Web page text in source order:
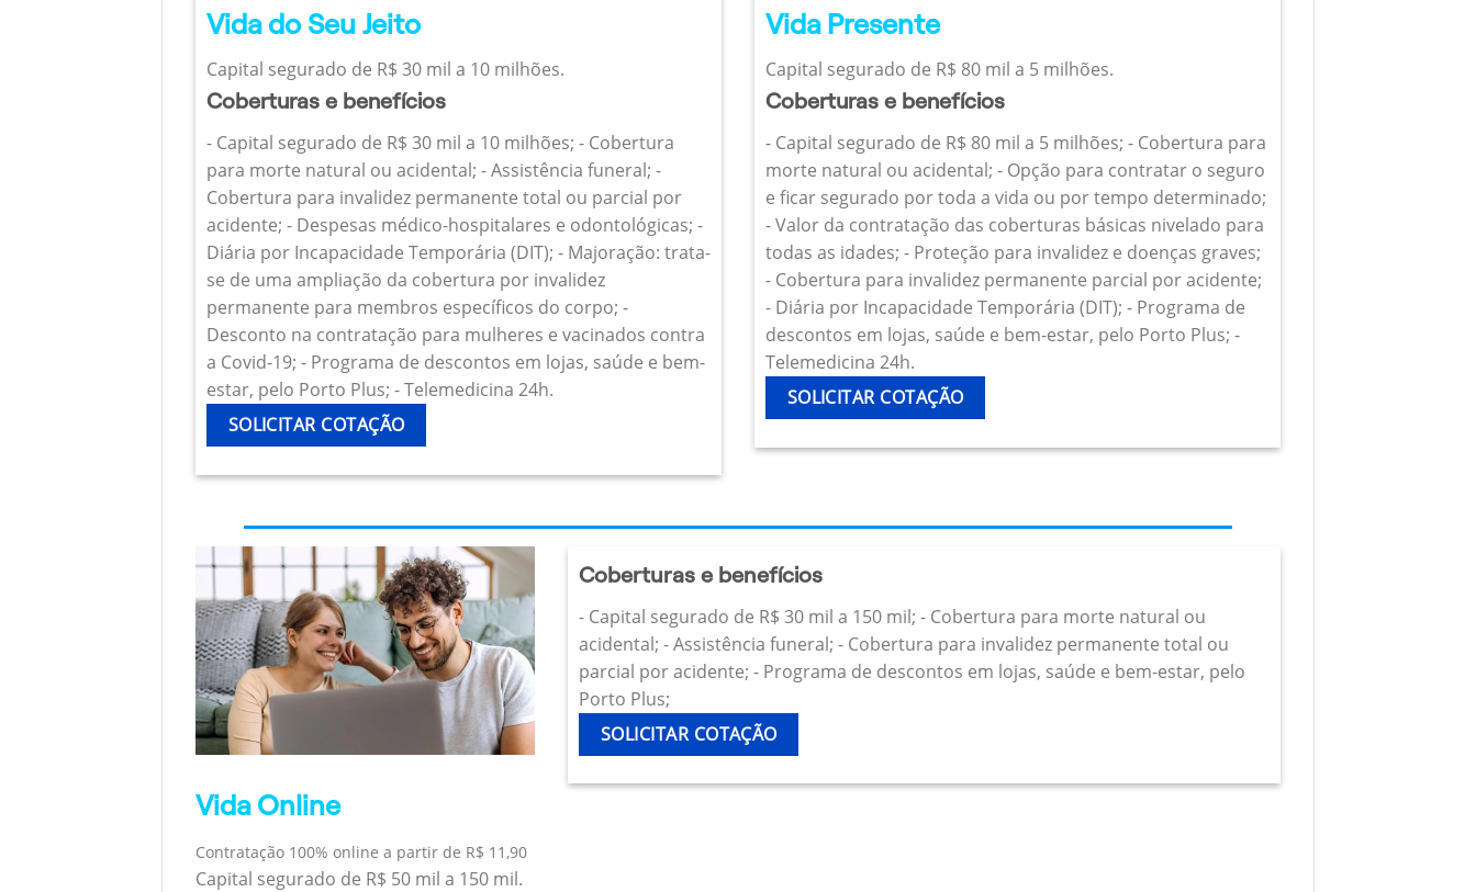
Vida do Seu Jeito
Capital segurado de R$ 30 mil a 10 milhões.
Coberturas e benefícios
- Capital segurado de R$ 30 mil a 10 milhões; - Cobertura
para morte natural ou acidental; - Assistência funeral; -
Cobertura para invalidez permanente total ou parcial por
acidente; - Despesas médico-hospitalares e odontológicas; -
Diária por Incapacidade Temporária (DIT); - Majoração: trata-
se de uma ampliação da cobertura por invalidez
permanente para membros específicos do corpo; -
Desconto na contratação para mulheres e vacinados contra
a Covid-19; - Programa de descontos em lojas, saúde e bem-
estar, pelo Porto Plus; - Telemedicina 24h.
SOLICITAR COTAÇÃO
Vida Presente
Capital segurado de R$ 80 mil a 5 milhões.
Coberturas e benefícios
- Capital segurado de R$ 80 mil a 5 milhões; - Cobertura para
morte natural ou acidental; - Opção para contratar o seguro
e ficar segurado por toda a vida ou por tempo determinado;
- Valor da contratação das coberturas básicas nivelado para
todas as idades; - Proteção para invalidez e doenças graves;
- Cobertura para invalidez permanente parcial por acidente;
- Diária por Incapacidade Temporária (DIT); - Programa de
descontos em lojas, saúde e bem-estar, pelo Porto Plus; -
Telemedicina 24h.
SOLICITAR COTAÇÃO
Vida Online
Contratação 100% online a partir de R$ 11,90
Capital segurado de R$ 50 mil a 150 mil.
Coberturas e benefícios
- Capital segurado de R$ 30 mil a 150 mil; - Cobertura para morte natural ou
acidental; - Assistência funeral; - Cobertura para invalidez permanente total ou
parcial por acidente; - Programa de descontos em lojas, saúde e bem-estar, pelo
Porto Plus;
SOLICITAR COTAÇÃO